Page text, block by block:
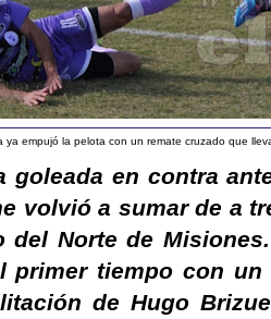
ya empujó la pelota con un remate cruzado que
goleada en contra
volvió a sumar de a
del Norte de
primer tiempo con
de Hugo